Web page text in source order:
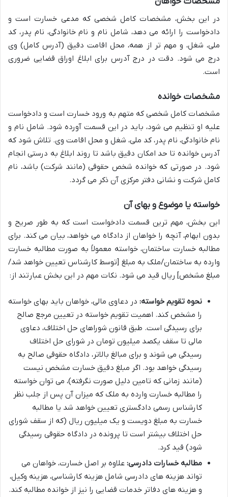
در این بخش، مشخصات کامل شخصی که مدعی خسارت است و
دادخواست را ارائه می دهد، شامل نام و نام خانوادگی، نام پدر، کد
ملی، شغل، و مهم تر از همه، محل اقامت دقیق (آدرس کامل) وی
درج می شود. دقت در درج آدرس برای ابلاغ اوراق قضایی ضروری
است.
مشخصات خوانده
مشخصات کامل شخصی که متهم به ورود خسارت است و دادخواست
علیه او تنظیم می شود، باید در این قسمت آورده شود. شامل نام و
نام خانوادگی، نام پدر، کد ملی، شغل و محل اقامت وی. تلاش شود که
آدرس خوانده تا حد امکان دقیق باشد تا روند ابلاغ به درستی انجام
شود. در صورتی که خوانده شخص حقوقی (مانند شرکت) باشد، نام
کامل شرکت و نشانی دفتر مرکزی آن ذکر می گردد.
خواسته یا موضوع و بهای آن
این بخش، مهم ترین قسمت دادخواست است که به طور صریح و
بدون ابهام، آنچه را خواهان از دادگاه می خواهد، بیان می کند. برای
مطالبه خسارت ساختمان، خواسته معمولاً به صورت مطالبه خسارت
وارده به ساختمان/ملک به مبلغ [توسط کارشناس تعیین خواهد شد/
مبلغ مشخص] ریال قید می شود. نکات مهم در این بخش عبارتند از:
نحوه تقویم خواسته: در دعاوی مالی، خواهان باید بهای خواسته
را مشخص کند. اهمیت تقویم خواسته در تعیین مرجع صالح
برای رسیدگی است. طبق قانون شوراهای حل اختلاف، دعاوی
مالی تا سقف یکصد میلیون تومان در شورای حل اختلاف
رسیدگی می شوند و برای مبالغ بالاتر، دادگاه حقوقی صالح به
رسیدگی خواهد بود. اگر مبلغ دقیق خسارت مشخص نیست
(مانند زمانی که تامین دلیل صورت نگرفته)، می توان خواسته
را مطالبه خسارت وارده به ملک که میزان آن پس از جلب نظر
کارشناس رسمی دادگستری تعیین خواهد شد یا مطالبه
خسارت به مبلغ دویست و یک میلیون ریال (که از سقف شورای
حل اختلاف بیشتر است تا پرونده در دادگاه حقوقی رسیدگی
شود) قید کرد.
مطالبه خسارات دادرسی: علاوه بر اصل خسارت، خواهان می
تواند هزینه های دادرسی شامل هزینه کارشناسی، هزینه وکیل،
و هزینه های دفاتر خدمات قضایی را نیز از خوانده مطالبه کند.